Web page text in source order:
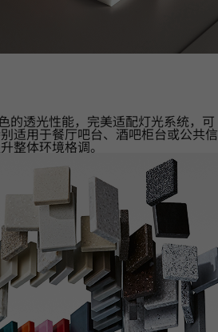
的透光性能，完美适配灯光系统，可
适用于餐厅吧台、酒吧柜台或公共信
整体环境格调。